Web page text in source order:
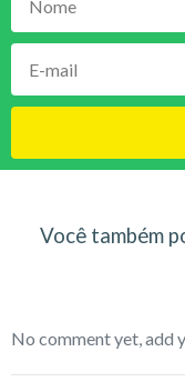
Você também
No comment yet, add